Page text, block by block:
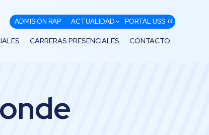
ADMISIÓN RAP ACTUALIDAD PORTAL USS
CARRERAS PRESENCIALES CONTACTO